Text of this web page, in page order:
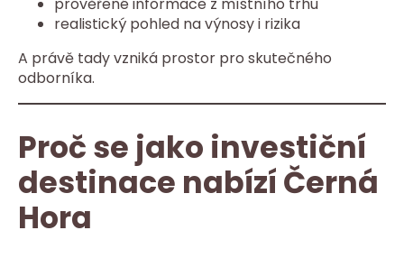
prověřené informace z místního trhu
realistický pohled na výnosy i rizika
A právě tady vzniká prostor pro skutečného
odborníka.
Proč se jako investiční
destinace nabízí Černá
Hora